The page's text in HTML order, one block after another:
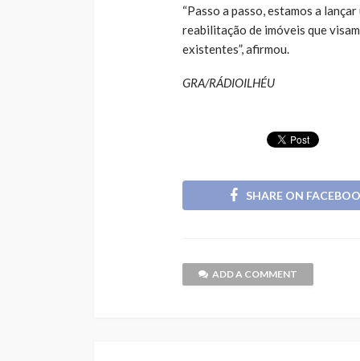
“Passo a passo, estamos a
reabilitação de imóveis que
existentes”, afirmou.
GRA/RÁDIOILHÉU
SHARE ON
ADD A COMMENT